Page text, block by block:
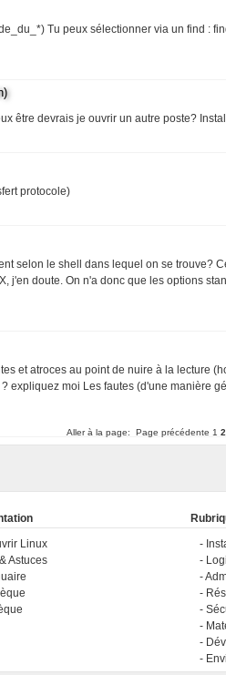
Tu peux sélectionner via un find :
être devrais je ouvrir un autre poste?
protocole)
selon le shell dans lequel on se trouve?
j'en doute. On n'a donc que les options
et atroces au point de nuire à la lecture
expliquez moi Les fautes (d'une manière
Aller à la page: Page précédente 1 2
Linux
Astuces